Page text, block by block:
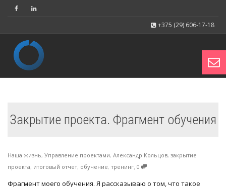
+375 (29) 606-17-18
Закрытие проекта. Фрагмент обучения
Наша жизнь, Управление проектами, Александр Кольцов, закрытие
проекта, итоговый отчет, обучение, тренинг, 0
Фрагмент моего обучения. Я рассказываю о том, что такое